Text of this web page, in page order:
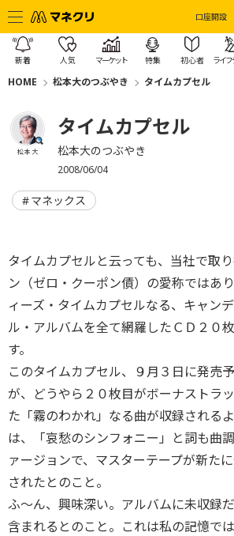
口座開設
新着 人気 マーケット 特集 初心者 ライフ
HOME 松本大のつぶやき タイムカプセル
松本 大
タイムカプセル
松本大のつぶやき
2008/06/04
マネックス
タイムカプセルと云っても、当社で取
ン（ゼロ・クーポン債）の愛称ではあ
ィーズ・タイムカプセルなる、キャン
ル・アルバムを全て網羅したＣＤ２０
す。
このタイムカプセル、９月３日に発売
が、どうやら２０枚目がボーナストラ
た「霧のわかれ」なる曲が収録される
は、「哀愁のシンフォニー」と詞も曲
ァージョンで、マスターテープが新た
されたとのこと。
ふ～ん、興味深い。アルバムに未収録
含まれるとのこと。これは私の記憶で